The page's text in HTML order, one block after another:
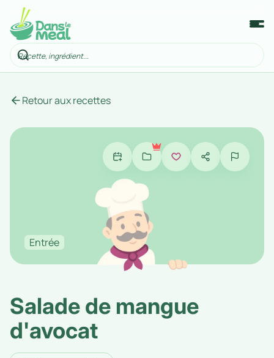
Retour aux recettes
Entrée
Salade de mangue
d'avocat